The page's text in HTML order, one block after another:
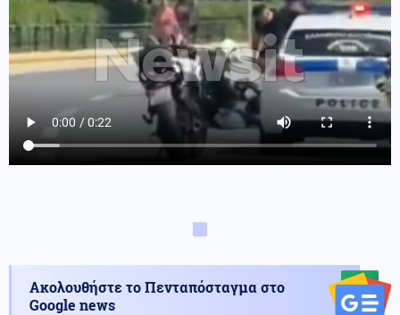
Ακολουθήστε το Πενταπόσταγμα στο
Google news